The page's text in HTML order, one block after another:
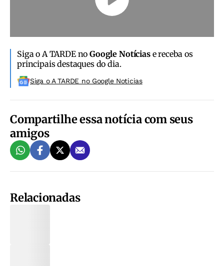
Siga o A TARDE noGoogle Notíciase receba os
principais destaques do dia.
Siga o A TARDE no Google Noticias
Compartilhe essa notícia com seus
amigos
Relacionadas